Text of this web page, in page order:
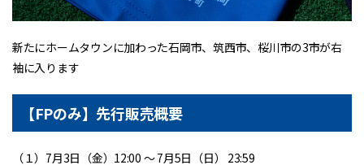
新たにホームタウンに加わった石岡市、筑西市、桜川市の3市が右
袖に入ります
【FPのみ】先行販売概要
（１）7月3日（金）12:00 ～ 7月5日（日） 23:59